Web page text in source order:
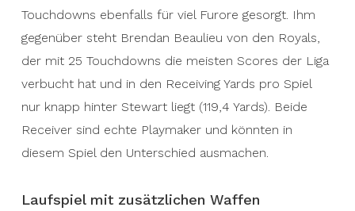
Touchdowns ebenfalls für viel Furore gesorgt. Ihm
gegenüber steht Brendan Beaulieu von den Royals,
der mit 25 Touchdowns die meisten Scores der Liga
verbucht hat und in den Receiving Yards pro Spiel
nur knapp hinter Stewart liegt (119,4 Yards). Beide
Receiver sind echte Playmaker und könnten in
diesem Spiel den Unterschied ausmachen.
Laufspiel mit zusätzlichen Waffen